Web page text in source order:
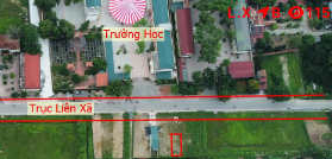
L.X B 115